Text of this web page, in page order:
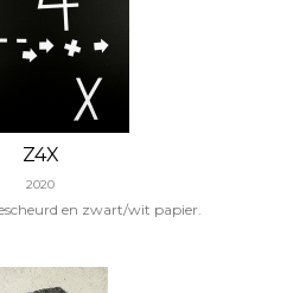
Z4X
2020
en zwart/wit papier.